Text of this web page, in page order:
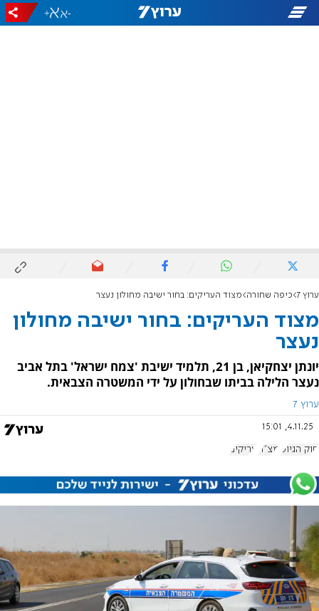
-
+
ערוץ 7 כיפה שחורה מצוד העריקים: בחור ישיבה מחולון נעצר
מצוד העריקים: בחור ישיבה מחולון
נעצר
יונתן יצחקיאן, בן 21, תלמיד ישיבת 'צמח ישראל' בתל אביב
נעצר הלילה בביתו שבחולון על ידי המשטרה הצבאית.
ערוץ 7
4.11.25, 15:01
חוק הגיוס מצ"ח עריקים